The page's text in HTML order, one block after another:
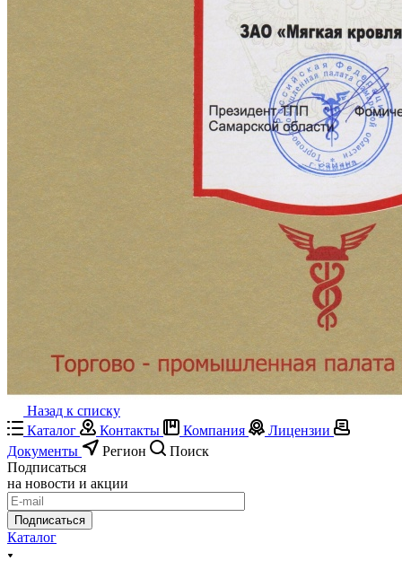
Назад к списку
Каталог
Контакты Компания
Лицензии
Документы
Регион
Поиск
Подписаться
на новости и акции
Подписаться
Каталог